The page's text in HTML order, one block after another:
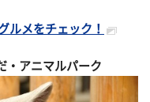
ルメをチェック！
・アニマルパーク